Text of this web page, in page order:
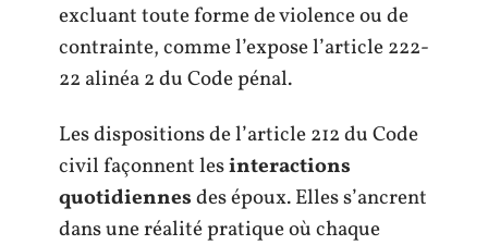
excluant toute forme de violence ou de
contrainte, comme l’expose l’article 222-
22 alinéa 2 du Code pénal.
Les dispositions de l’article 212 du Code
civil façonnent lesinteractions
quotidiennesdes époux. Elles s’ancrent
dans une réalité pratique où chaque